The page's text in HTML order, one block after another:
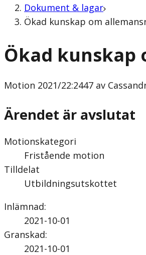
Dokument & lagar
Ökad kunskap om
Ökad kunskap
Motion 2021/22:2447 av
Ärendet är avslutat
Motionskategori
Fristående motion
Tilldelat
Utbildningsutskottet
Inlämnad:
2021-10-01
Granskad:
2021-10-01